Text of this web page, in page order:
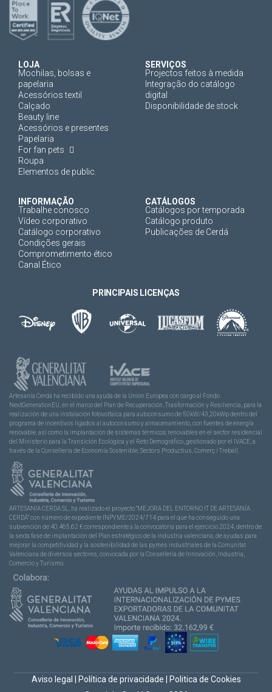
LOJA
Mochilas, bolsas e
papelaria
Acessórios textil
Calçado
Beauty line
Acessórios e presentes
Papelaria
For fan pets
Roupa
Elementos de public.
SERVIÇOS
Projectos feitos à medida
Integração do catálogo
digital
Disponibilidade de stock
INFORMAÇÃO
Trabalhe conosco
Vídeo corporativo
Catálogo corporativo
Condições gerais
Comprometimento ético
Canal Ético
CATÁLOGOS
Catálogos por temporada
Catálogo produto
Publicações de Cerdá
PRINCIPAIS LICENÇAS
Artesanía Cerdá ha recibido una ayuda de la Unión Europea con cargo al Fondo
NextGenerationEU, en el marco del Plan de Recuperación, Trasformación y Resiliencia, para la
realización de una instalación fotovoltaica para autoconsumo de 50kW/43,20kWp dentro del
programa de incentivos ligados al autoconsumo y almacenamiento, con fuentes de energía
renovable, así como la implantación de sistemas térmicos renovables en el sector residencial
del Ministerio para la Transición Ecológica y el Reto Demográfico, gestionado por el IVACE, a
través de la Consellería de Economía Sostenible, Sectors Productius, Comerç i Treball.
ARTESANIA CERDA SL, ha realizado el proyecto “MEJORA DEL ENTORNO IT DE ARTESANÍA
CERDÁ” con número de expediente INPYME/2024/714 para el que ha conseguido una
subvención de 40.465,62 € correspondiente a la convocatoria para el ejercicio 2024, dentro de
la sexta fase de implantación del Plan estratégico de la industria valenciana, de ayudas para
mejorar la competitividad y la sostenibilidad de las pymes industriales de la Comunitat
Valenciana de diversos sectores, convocada por la Conselleria de Innovación, Industria,
Comercio y Turismo.
Aviso legal Política de privacidade Politica de Cookies